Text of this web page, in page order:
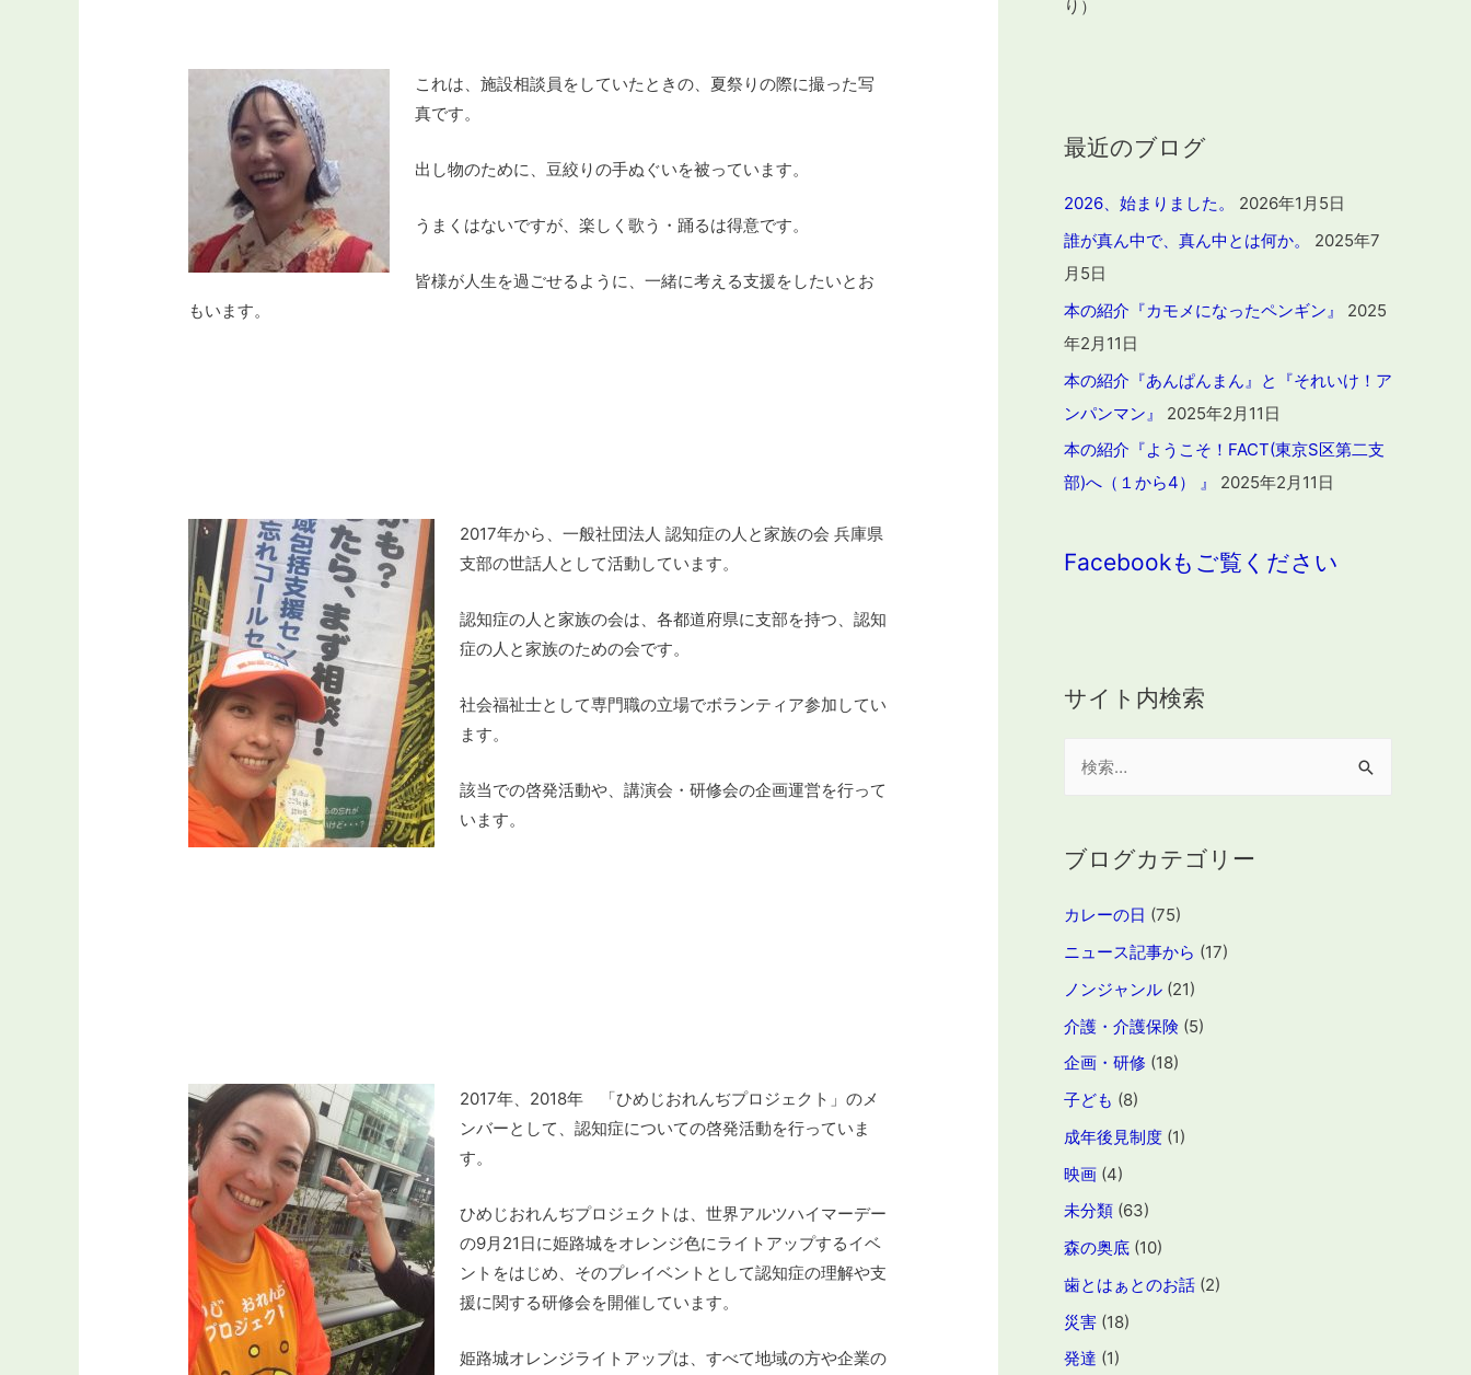
これは、施設相談員をしていたときの、夏祭りの際に撮った写
真です。
出し物のために、豆絞りの手ぬぐいを被っています。
うまくはないですが、楽しく歌う・踊るは得意です。
皆様が人生を過ごせるように、一緒に考える支援をしたいとお
もいます。
2017年から、一般社団法人 認知症の人と家族の会 兵庫県
支部の世話人として活動しています。
認知症の人と家族の会は、各都道府県に支部を持つ、認知
症の人と家族のための会です。
社会福祉士として専門職の立場でボランティア参加してい
ます。
該当での啓発活動や、講演会・研修会の企画運営を行って
います。
2017年、2018年 「ひめじおれんぢプロジェクト」のメ
ンバーとして、認知症についての啓発活動を行っていま
す。
ひめじおれんぢプロジェクトは、世界アルツハイマーデー
の9月21日に姫路城をオレンジ色にライトアップするイベ
ントをはじめ、そのプレイベントとして認知症の理解や支
援に関する研修会を開催しています。
姫路城オレンジライトアップは、すべて地域の方や企業の
り）
最近のブログ
2026、始まりました。
2026年1月5日
誰が真ん中で、真ん中とは何か。
2025年7
月5日
本の紹介『カモメになったペンギン』
2025
年2月11日
本の紹介『あんぱんまん』と『それいけ！ア
ンパンマン』
2025年2月11日
本の紹介『ようこそ！FACT(東京S区第二支
部)へ（１から4） 』
2025年2月11日
Facebookもご覧ください
サイト内検索
ブログカテゴリー
カレーの日 (75)
ニュース記事から (17)
ノンジャンル (21)
介護・介護保険 (5)
企画・研修 (18)
子ども (8)
成年後見制度 (1)
映画 (4)
未分類 (63)
森の奥底 (10)
歯とはぁとのお話 (2)
災害 (18)
発達 (1)